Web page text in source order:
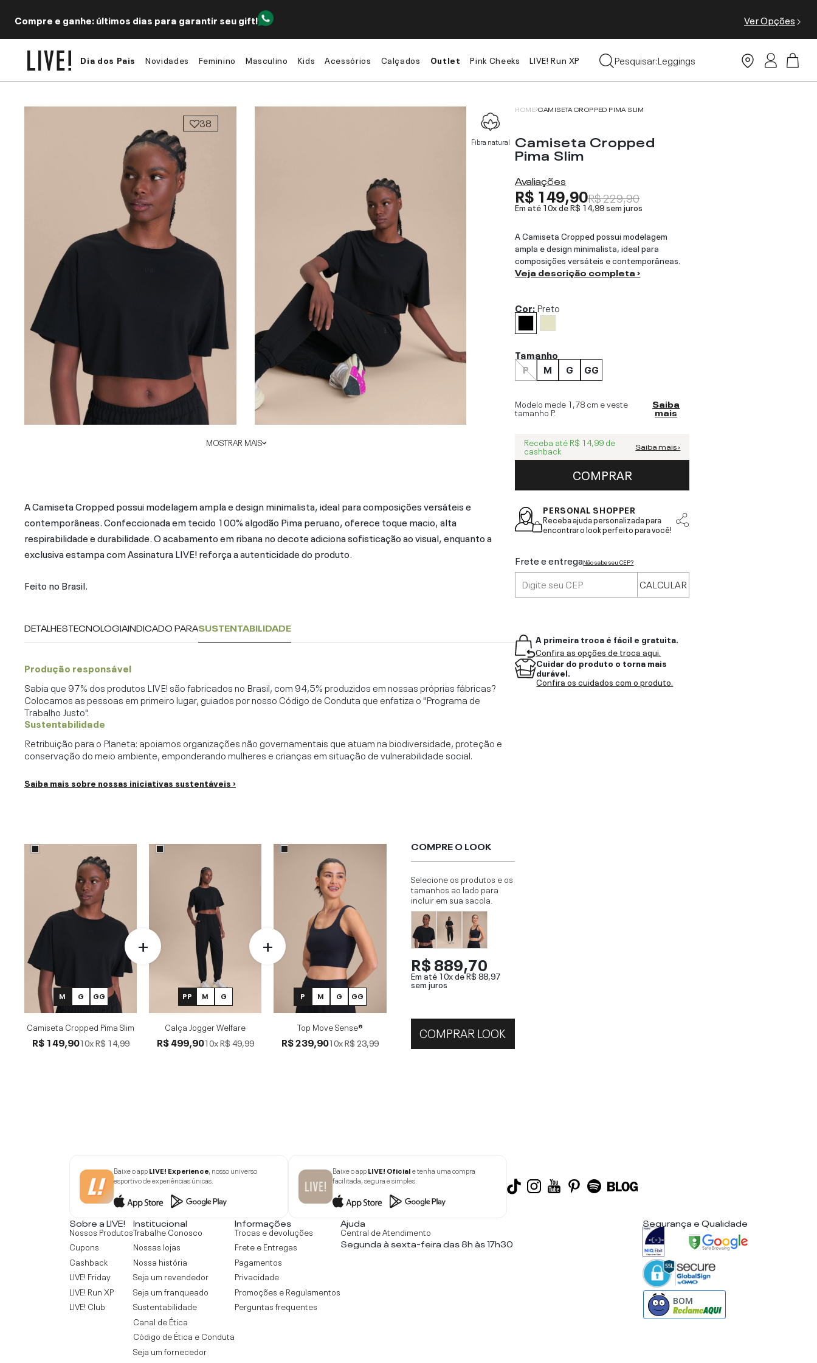
Compre e ganhe: últimos dias para garantir seu gift! Ver Opções
Dia dos Pais Novidades Feminino Masculino Kids Acessórios Calçados Outlet Pink Cheeks LIVE! Run XP
Pesquisar:
Tops
Leggings
38
MOSTRAR MAIS
Fibra natural
A Camiseta Cropped possui modelagem ampla e design minimalista, ideal para composições versáteis e
contemporâneas. Confeccionada em tecido 100% algodão Pima peruano, oferece toque macio, alta
respirabilidade e durabilidade. O acabamento em ribana no decote adiciona sofisticação ao visual, enquanto a
exclusiva estampa com Assinatura LIVE! reforça a autenticidade do produto.
Feito no Brasil.
DETALHESTECNOLOGIAINDICADO PARASUSTENTABILIDADE
Produção responsável
Sabia que 97% dos produtos LIVE! são fabricados no Brasil, com 94,5% produzidos em nossas próprias fábricas?
Colocamos as pessoas em primeiro lugar, guiados por nosso Código de Conduta que enfatiza o "Programa de
Trabalho Justo".
Sustentabilidade
Retribuição para o Planeta: apoiamos organizações não governamentais que atuam na biodiversidade, proteção e
conservação do meio ambiente, emponderando mulheres e crianças em situação de vulnerabilidade social.
Saiba mais sobre nossas iniciativas sustentáveis ›
M G GG
Camiseta Cropped Pima Slim
R$ 149,9010xR$ 14,99
PP M G
Calça Jogger Welfare
R$ 499,9010xR$ 49,99
P M G GG
Top Move Sense®
R$ 239,9010xR$ 23,99
COMPRE O LOOK
Selecione os produtos e os
tamanhos ao lado para
incluir em sua sacola.
R$ 889,70
Em até 10x deR$ 88,97
sem juros
COMPRAR LOOK
HOME CAMISETA CROPPED PIMA SLIM
Camiseta Cropped
Pima Slim
Avaliações
R$ 149,90R$ 229,90
Em até 10x deR$ 14,99sem juros
A Camiseta Cropped possui modelagem
ampla e design minimalista, ideal para
composições versáteis e contemporâneas.
Veja descrição completa ›
Cor:Preto
Tamanho
P
M G GG
Modelo mede 1,78 cm e veste
tamanho P.
Saiba
mais
Receba até R$ 14,99 de
cashback Saiba mais ›
COMPRAR
PERSONAL SHOPPER
Receba ajuda personalizada para
encontrar o look perfeito para você!
Frete e entregaNão sabe seu CEP?
CALCULAR
A primeira troca é fácil e gratuita.
Confira as opções de troca aqui.
Cuidar do produto o torna mais
durável.
Confira os cuidados com o produto.
Baixe o appLIVE! Experience, nosso universo
esportivo de experiências únicas.
Baixe o appLIVE! Oficiale tenha uma compra
facilitada, segura e simples.
Sobre a LIVE!
Nossos Produtos
Cupons
Cashback
LIVE! Friday
LIVE! Run XP
LIVE! Club
Institucional
Trabalhe Conosco
Nossas lojas
Nossa história
Seja um revendedor
Seja um franqueado
Sustentabilidade
Canal de Ética
Código de Ética e Conduta
Seja um fornecedor
Informações
Trocas e devoluções
Frete e Entregas
Pagamentos
Privacidade
Promoções e Regulamentos
Perguntas frequentes
Ajuda
Central de Atendimento
Segunda à sexta-feira das 8h às 17h30
Segurança e Qualidade
BOM